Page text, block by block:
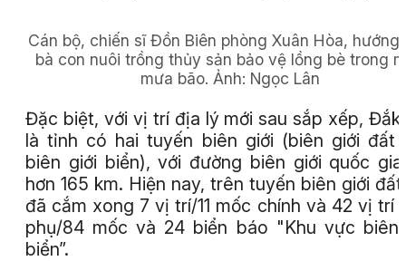
Cán bộ, chiến sĩ Đồn Biên phòng Xuân Hòa, hướng
bà con nuôi trồng thủy sản bảo vệ lồng bè trong
mưa bão. Ảnh: Ngọc Lân
Đặc biệt, với vị trí địa lý mới sau sắp xếp, Đắk
là tỉnh có hai tuyến biên giới (biên giới đất
biên giới biển), với đường biên giới quốc
hơn 165 km. Hiện nay, trên tuyến biên giới đất
đã cắm xong 7 vị trí/11 mốc chính và 42 vị trí
phụ/84 mốc và 24 biển báo "Khu vực biên
biển”.